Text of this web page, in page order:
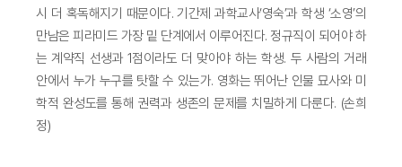
시 더 혹독해지기 때문이다. 기간제 과학교사‘영숙’과 학생 ‘소영’의
만남은 피라미드 가장 밑 단계에서 이루어진다. 정규직이 되어야 하
는 계약직 선생과 1점이라도 더 맞아야 하는 학생. 두 사람의 거래
안에서 누가 누구를 탓할 수 있는가. 영화는 뛰어난 인물 묘사와 미
학적 완성도를 통해 권력과 생존의 문제를 치밀하게 다룬다. (손희
정)